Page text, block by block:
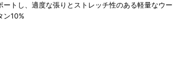
トし、適度な張りとストレッチ性のある軽量なウー
ン10%